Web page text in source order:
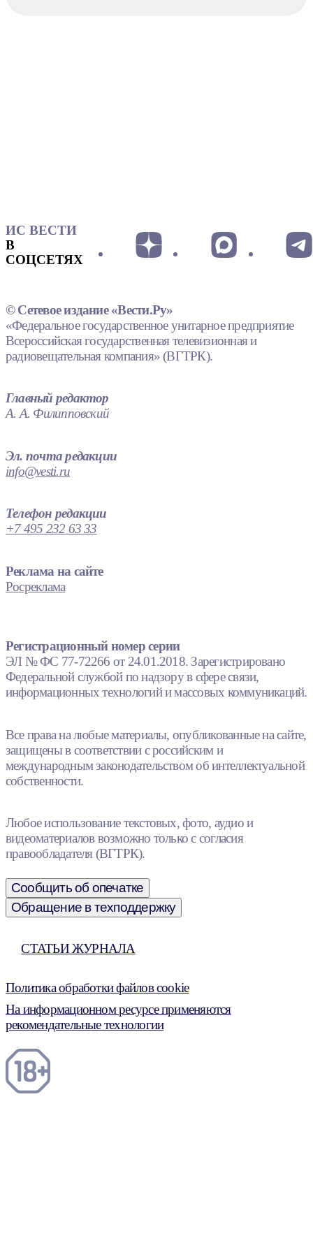
ИС ВЕСТИ
В
СОЦСЕТЯХ
© Сетевое издание «Вести.Ру»
«Федеральное государственное унитарное предприятие
Всероссийская государственная телевизионная и
радиовещательная компания» (ВГТРК).
Главный редактор
А. А. Филипповский
Эл. почта редакции
info@vesti.ru
Телефон редакции
+7 495 232 63 33
Реклама на сайте
Росреклама
Регистрационный номер серии
ЭЛ № ФС 77-72266 от 24.01.2018. Зарегистрировано
Федеральной службой по надзору в сфере связи,
информационных технологий и массовых коммуникаций.
Все права на любые материалы, опубликованные на сайте,
защищены в соответствии с российским и
международным законодательством об интеллектуальной
собственности.
Любое использование текстовых, фото, аудио и
видеоматериалов возможно только с согласия
правообладателя (ВГТРК).
Сообщить об опечатке
Обращение в техподдержку
СТАТЬИ ЖУРНАЛА
Политика обработки файлов cookie
На информационном ресурсе применяются
рекомендательные технологии